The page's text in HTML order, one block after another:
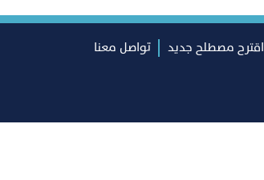
اقترح مصطلح جديد
تواصل معنا